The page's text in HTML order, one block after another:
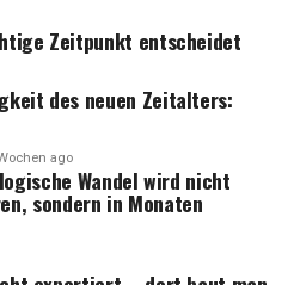
Zeitpunkt entscheidet
des neuen Zeitalters:
ago
Wandel wird nicht
sondern in Monaten